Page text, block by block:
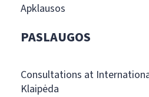
Apklausos
PASLAUGOS
Consultations at
Klaipėda